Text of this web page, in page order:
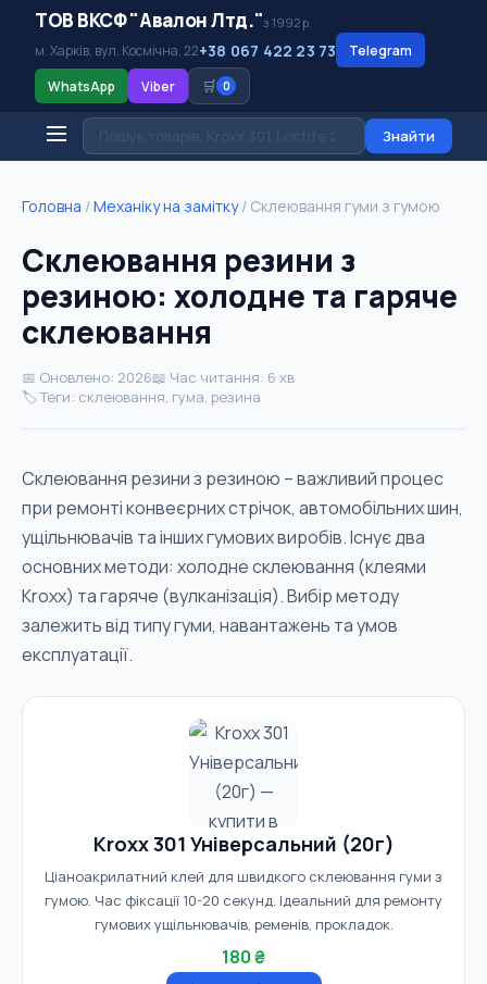
ТОВ ВКСФ "Авалон Лтд."з 1992 р.
м. Харків, вул. Космічна, 22+38 067 422 23 73
Telegram
WhatsApp
Viber 🛒 0
Знайти
Головна /Механіку на замітку/ Склеювання гуми з гумою
Склеювання резини з
резиною: холодне та гаряче
склеювання
📅 Оновлено: 2026📖 Час читання: 6 хв
🏷️ Теги: склеювання, гума, резина
Склеювання резини з резиною – важливий процес
при ремонті конвеєрних стрічок, автомобільних шин,
ущільнювачів та інших гумових виробів. Існує два
основних методи: холодне склеювання (клеями
Kroxx) та гаряче (вулканізація). Вибір методу
залежить від типу гуми, навантажень та умов
експлуатації.
Kroxx 301 Універсальний (20г)
Ціаноакрилатний клей для швидкого склеювання гуми з
гумою. Час фіксації 10-20 секунд. Ідеальний для ремонту
гумових ущільнювачів, ременів, прокладок.
180 ₴